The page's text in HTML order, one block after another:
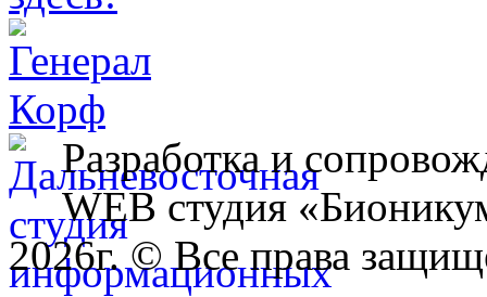
Разработка и
WEB студия
2026г. © Все права